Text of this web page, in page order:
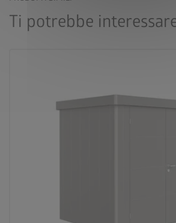
Ti potrebbe